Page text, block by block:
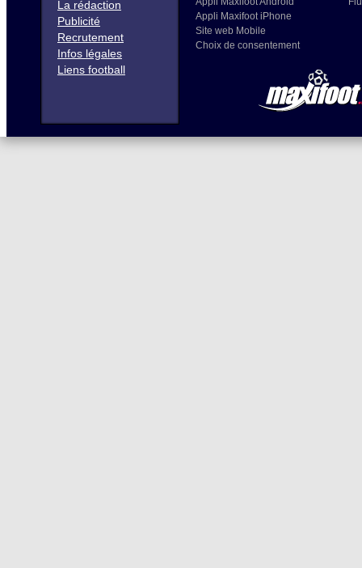
La rédaction
Publicité
Recrutement
Infos légales
Liens football
Appli Maxifoot iPhone
Site web Mobile
Choix de consentement